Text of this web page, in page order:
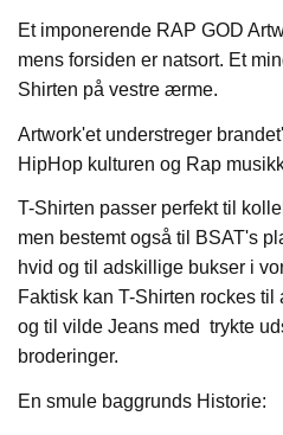
Et imponerende RAP GOD
mens forsiden er natsort. Et
Shirten på vestre ærme.
Artwork'et understreger
HipHop kulturen og Rap
T-Shirten passer perfekt til
men bestemt også til BSAT's
hvid og til adskillige bukser i
Faktisk kan T-Shirten rockes
og til vilde Jeans med trykte
broderinger.
En smule baggrunds Historie: